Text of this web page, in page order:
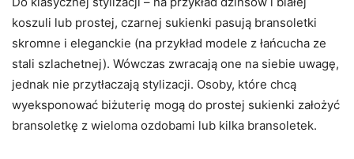
koszuli lub prostej, czarnej sukienki pasują bransoletki
skromne i eleganckie (na przykład modele z łańcucha ze
stali szlachetnej). Wówczas zwracają one na siebie uwagę,
jednak nie przytłaczają stylizacji. Osoby, które chcą
wyeksponować biżuterię mogą do prostej sukienki założyć
bransoletkę z wieloma ozdobami lub kilka bransoletek.